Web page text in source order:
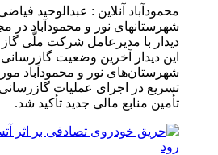
محمودآباد آنلاین : عبدالوحید
شهرستانهای نور و محمودآباد در
دیدار با مدیرعامل شرکت ملّی گاز
این دیدار آخرین وضعیت
شهرستان‌های نور و محمودآباد
تسریع در اجرای عملیات
تأمین منابع مالی جدید تأکید شد.